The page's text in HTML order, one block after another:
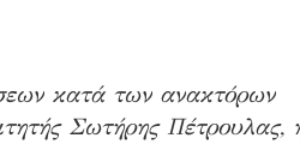
κατά των ανακτόρων
Σωτήρης Πέτρουλας,